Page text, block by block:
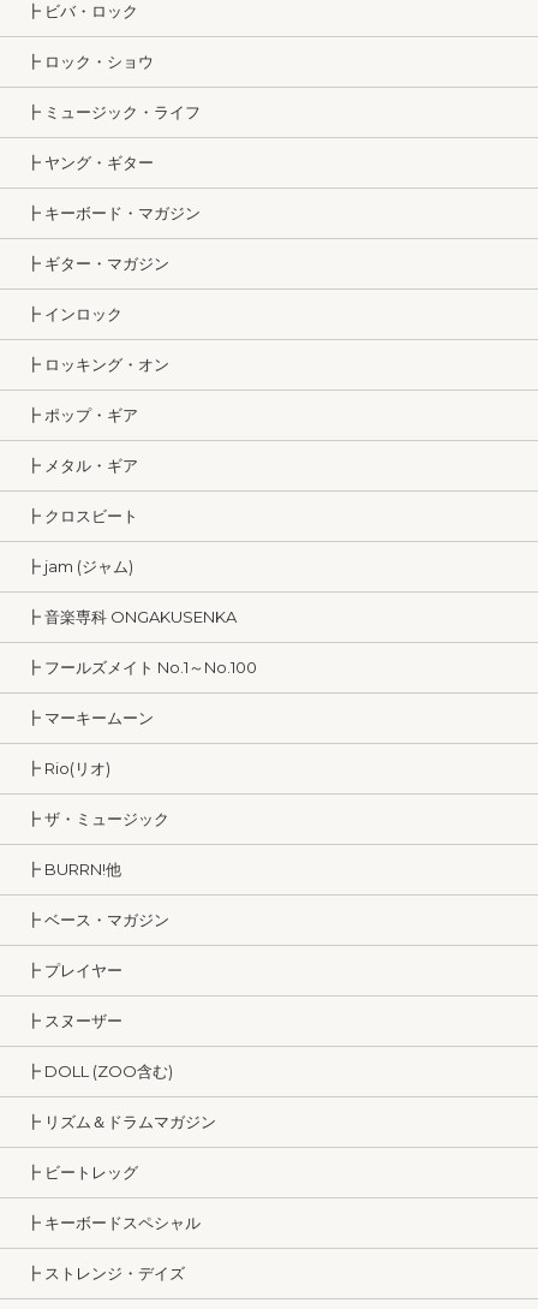
┣ ビバ・ロック
┣ ロック・ショウ
┣ ミュージック・ライフ
┣ ヤング・ギター
┣ キーボード・マガジン
┣ ギター・マガジン
┣ インロック
┣ ロッキング・オン
┣ ポップ・ギア
┣ メタル・ギア
┣ クロスビート
┣ jam (ジャム)
┣ 音楽専科 ONGAKUSENKA
┣ フールズメイト No.1～No.100
┣ マーキームーン
┣ Rio(リオ)
┣ ザ・ミュージック
┣ BURRN!他
┣ ベース・マガジン
┣ プレイヤー
┣ スヌーザー
┣ DOLL (ZOO含む)
┣ リズム＆ドラムマガジン
┣ ビートレッグ
┣ キーボードスペシャル
┣ ストレンジ・デイズ